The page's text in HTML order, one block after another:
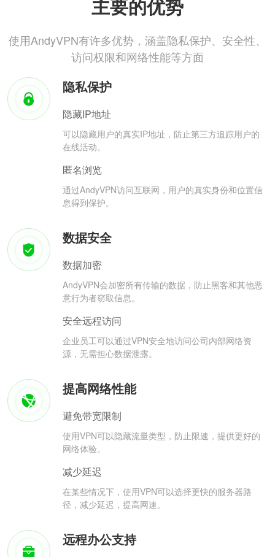
主要的优势
使用AndyVPN有许多优势，涵盖隐私保护、安全性、
访问权限和网络性能等方面
隐私保护
隐藏IP地址
可以隐藏用户的真实IP地址，防止第三方追踪用户的
在线活动。
匿名浏览
通过AndyVPN访问互联网，用户的真实身份和位置信
息得到保护。
数据安全
数据加密
AndyVPN会加密所有传输的数据，防止黑客和其他恶
意行为者窃取信息。
安全远程访问
企业员工可以通过VPN安全地访问公司内部网络资
源，无需担心数据泄露。
提高网络性能
避免带宽限制
使用VPN可以隐藏流量类型，防止限速，提供更好的
网络体验。
减少延迟
在某些情况下，使用VPN可以选择更快的服务器路
径，减少延迟，提高网速。
远程办公支持